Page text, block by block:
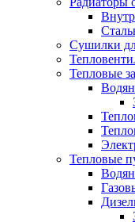
Сушилки
Тепловые
Тепловые